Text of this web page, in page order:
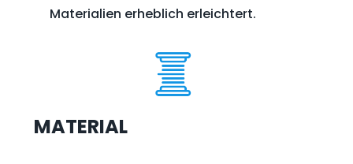
Materialien erheblich erleichtert.
MATERIAL